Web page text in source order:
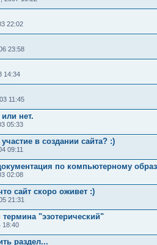
22:02
23:58
14:34
11:45
нет.
05:33
в создании сайта? :)
09:11
по компьютерному
02:08
сайт скоро оживет :)
21:31
"эзотерический"
18:40
раздел...